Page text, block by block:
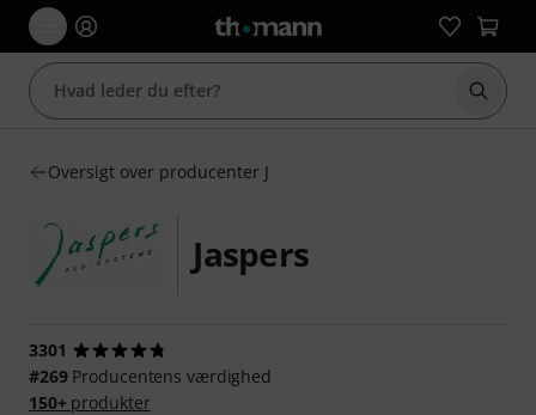
Start
Oversigt over producenter J
Jaspers
3301
#269Producentens værdighed
150+produkter